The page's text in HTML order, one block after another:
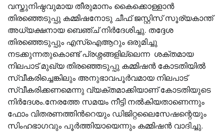
വസ്തുനിഷ്ഠവുമായ തീരുമാനം കൈക്കൊള്ളാൻ
തിരഞ്ഞെടുപ്പു കമ്മിഷനോടു ചീഫ് ജസ്റ്റിസ് സൂര്യകാന്ത്
അധ്യക്ഷനായ ബെഞ്ച് നിർദേശിച്ചു. തദ്ദേശ
തിരഞ്ഞെടുപ്പും എസ്ഐആറും ഒരുമിച്ചു
നടക്കുന്നതുകൊണ്ട് പ്രശ്നങ്ങളില്ലെന്ന ശക്തമായ
നിലപാട് മുഖ്യ തിരഞ്ഞെടുപ്പു കമ്മിഷൻ കോടതിയിൽ
സ്വീകരിച്ചെങ്കിലും അനുഭാവപൂർവമായ നിലപാട്
സ്വീകരിക്കണമെന്നു വ്യക്തമാക്കിയാണ് കോടതിയുടെ
നിർദേശം.നേരത്തേ സമയം നീട്ടി നൽകിയതാണെന്നും
ഫോം വിതരണത്തിന്‍റെയും ഡിജിറ്റലൈസേഷന്റെയും
സിംഹഭാഗവും പൂർത്തിയായെന്നും കമ്മിഷൻ വാദിച്ചു.